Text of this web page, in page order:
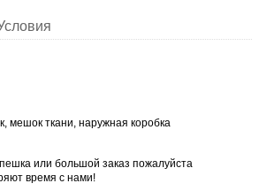
мешок ткани, наружная коробка
или большой заказ пожалуйста
время с нами!